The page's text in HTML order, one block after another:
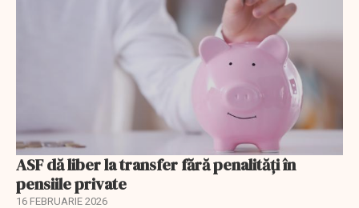
ASF dă liber la transfer fără penalități în
pensiile private
16 FEBRUARIE 2026